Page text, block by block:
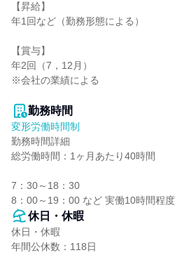
【昇給】
年1回など（勤務形態による）
【賞与】
年2回（7，12月）
※会社の業績による
勤務時間
変形労働時間制
勤務時間詳細
総労働時間：1ヶ月あたり40時間
7：30～18：30
8：00～19：00 など 実働10時間程度
休日・休暇
休日・休暇
年間公休数：118日